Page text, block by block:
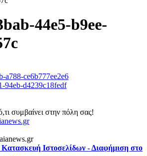
44e5-b9ee-
συμβαίνει στην πόλη σας!
Ιστοσελίδων - Διαφήμιση στο